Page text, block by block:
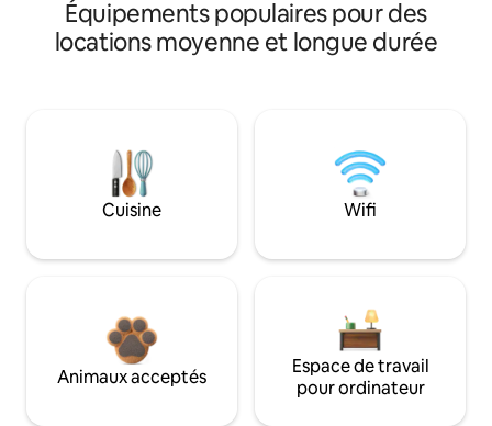
Équipements populaires pour des
locations moyenne et longue durée
Cuisine Wifi
Animaux acceptés
Espace de travail
pour ordinateur